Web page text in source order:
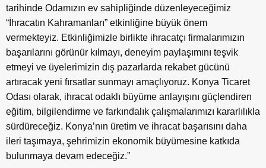
tarihinde Odamızın ev sahipliğinde düzenleyeceğimiz
“İhracatın Kahramanları” etkinliğine büyük önem
vermekteyiz. Etkinliğimizle birlikte ihracatçı firmalarımızın
başarılarını görünür kılmayı, deneyim paylaşımını teşvik
etmeyi ve üyelerimizin dış pazarlarda rekabet gücünü
artıracak yeni fırsatlar sunmayı amaçlıyoruz. Konya Ticaret
Odası olarak, ihracat odaklı büyüme anlayışını güçlendiren
eğitim, bilgilendirme ve farkındalık çalışmalarımızı kararlılıkla
sürdüreceğiz. Konya’nın üretim ve ihracat başarısını daha
ileri taşımaya, şehrimizin ekonomik büyümesine katkıda
bulunmaya devam edeceğiz.”